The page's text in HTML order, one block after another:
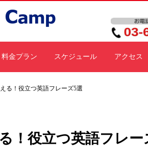
料金プラン スケジュール アクセス
る！役立つ英語フレーズ5選
！役立つ英語フレー